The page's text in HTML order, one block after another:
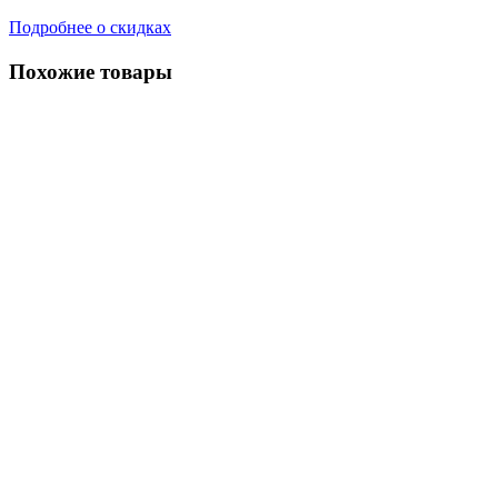
Подробнее о скидках
Похожие товары